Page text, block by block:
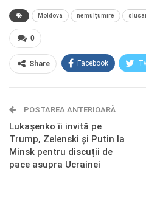
Moldova nemulțumire
0
Share Facebook
Telegram OK.ru
POSTAREA ANTERIOARĂ
Lukașenko îi invită pe
Trump, Zelenski și Putin la
Minsk pentru discuții de
pace asupra Ucrainei